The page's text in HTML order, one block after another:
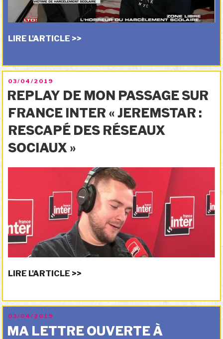
LIRE L'ARTICLE >>
PUBLIÉ
LE
03/04/2019
REPLAY DE MON PASSAGE SUR
FRANCE INTER « JEREMSTAR :
RESCAPÉ DES RÉSEAUX
SOCIAUX »
LIRE L'ARTICLE >>
PUBLIÉ
03/04/2019
MA LETTRE OUVERTE À